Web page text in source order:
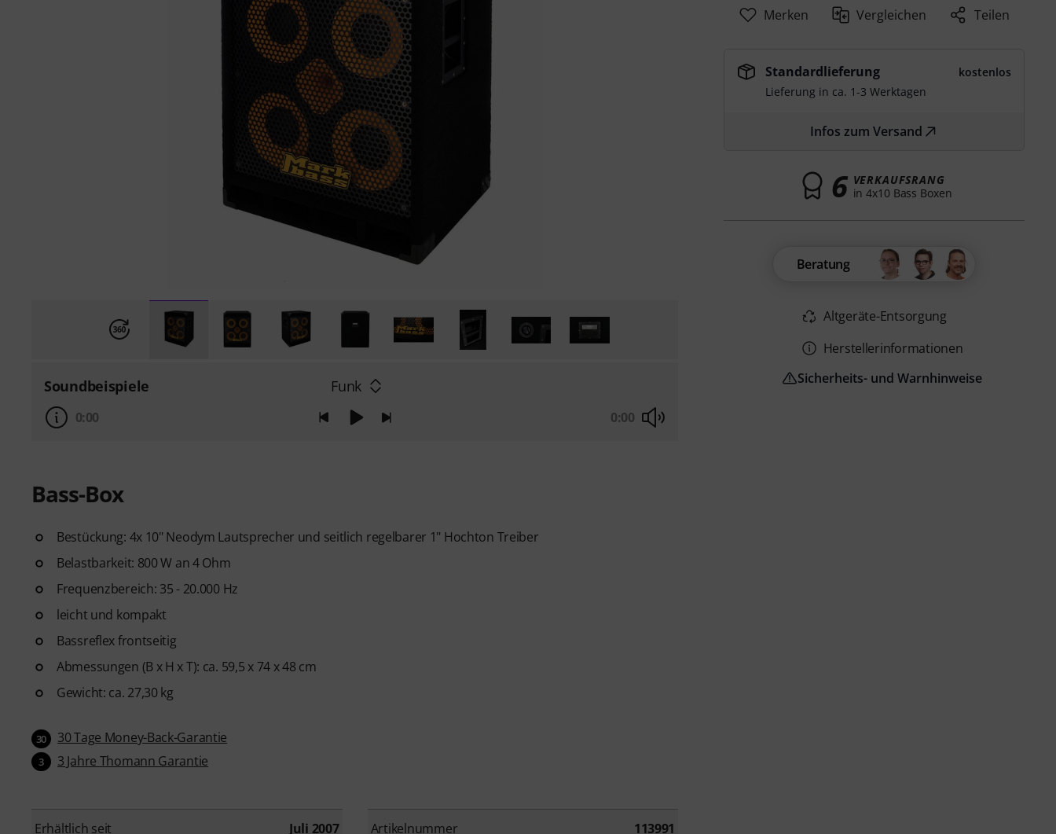
Soundbeispiele Funk
0:00 0:00
Bass-Box
Bestückung: 4x 10" Neodym Lautsprecher und seitlich regelbarer 1" Hochton Treiber
Belastbarkeit: 800 W an 4 Ohm
Frequenzbereich: 35 - 20.000 Hz
leicht und kompakt
Bassreflex frontseitig
Abmessungen (B x H x T): ca. 59,5 x 74 x 48 cm
Gewicht: ca. 27,30 kg
30 30 Tage Money-Back-Garantie
3 3 Jahre Thomann Garantie
Erhältlich seit Juli 2007 Artikelnummer 113991
Merken Vergleichen Teilen
Standardlieferung
kostenlos
Lieferung in ca. 1-3 Werktagen
Infos zum Versand
6 VERKAUFSRANG
in 4x10 Bass Boxen
Beratung
Altgeräte-Entsorgung
Herstellerinformationen
Sicherheits- und Warnhinweise